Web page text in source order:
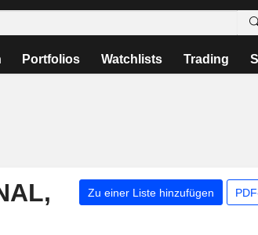
Portfolios Watchlists Trading
Zu einer Liste hinzufügen